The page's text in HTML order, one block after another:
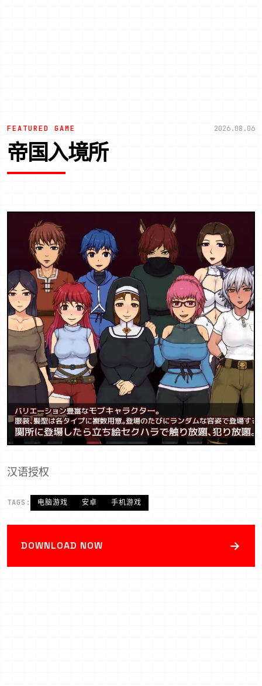
FEATURED GAME 2026.08.06
帝国入境所
汉语授权
TAGS: 电脑游戏 安卓 手机游戏
DOWNLOAD NOW →